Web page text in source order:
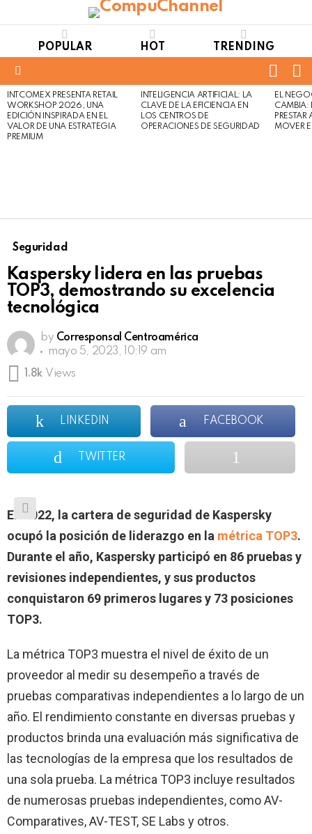
POPULAR HOT TRENDING
LATEST
STORIES
INTCOMEX PRESENTA RETAIL
WORKSHOP 2026, UNA
EDICIÓN INSPIRADA EN EL
VALOR DE UNA ESTRATEGIA
PREMIUM
INTELIGENCIA ARTIFICIAL: LA
CLAVE DE LA EFICIENCIA EN
LOS CENTROS DE
OPERACIONES DE SEGURIDAD
EL
CAMBIA:
MOVER
Seguridad
Kaspersky lidera en las pruebas
TOP3, demostrando su excelencia
tecnológica
by Corresponsal Centroamérica
mayo 5, 2023, 10:19 am
1.8k Views
LINKEDIN FACEBOOK
TWITTER
En 2022, la cartera de seguridad de Kaspersky
ocupó la posición de liderazgo en la métrica TOP3.
Durante el año, Kaspersky participó en 86 pruebas y
revisiones independientes, y sus productos
conquistaron 69 primeros lugares y 73 posiciones
TOP3.
La métrica TOP3 muestra el nivel de éxito de un
proveedor al medir su desempeño a través de
pruebas comparativas independientes a lo largo de un
año. El rendimiento constante en diversas pruebas y
productos brinda una evaluación más significativa de
las tecnologías de la empresa que los resultados de
una sola prueba. La métrica TOP3 incluye resultados
de numerosas pruebas independientes, como AV-
Comparatives, AV-TEST, SE Labs y otros.